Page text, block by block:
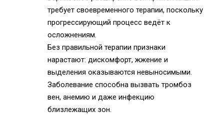
требует своевременного терапии, поскольку
прогрессирующий процесс ведёт к
осложнениям.
Без правильной терапии признаки
нарастают: дискомфорт, жжение и
выделения оказываются невыносимыми.
Заболевание способна вызвать тромбоз
вен, анемию и даже инфекцию
близлежащих зон.